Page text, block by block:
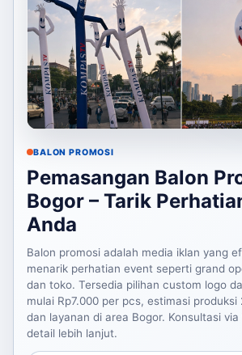
BALON PROMOSI
Pemasangan Balon
Bogor – Tarik
Anda
Balon promosi adalah media iklan yang
menarik perhatian event seperti grand
dan toko. Tersedia pilihan custom logo
mulai Rp7.000 per pcs, estimasi produksi
dan layanan di area Bogor. Konsultasi
detail lebih lanjut.